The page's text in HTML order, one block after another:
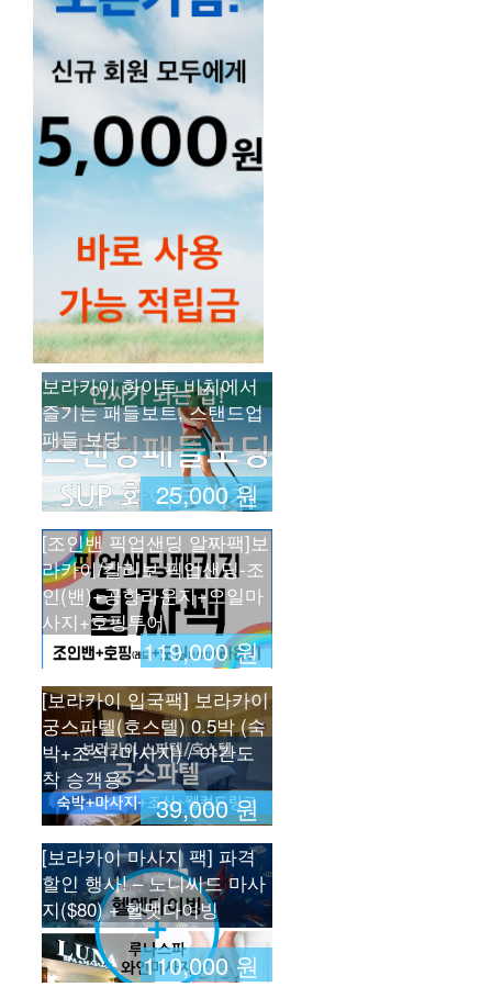
25,000 원
보라카이 화이트 비치에서
즐기는 패들보트, 스탠드업
패들 보딩
119,000 원
[조인밴 픽업샌딩 알짜팩]보
라카이/칼리보 픽업샌딩-조
인(밴)+공항라운지+오일마
사지+호핑투어
39,000 원
[보라카이 입국팩] 보라카이
궁스파텔(호스텔) 0.5박 (숙
박+조식+마사지) / 야간도
착 승객용
110,000 원
[보라카이 마사지 팩] 파격
할인 행사! – 노니씨드 마사
지($80) + 헬멧다이빙